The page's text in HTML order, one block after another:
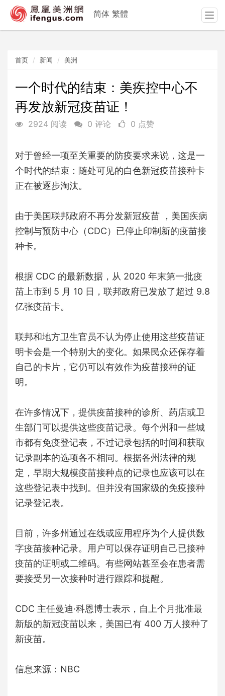
首页 新闻 美洲
一个时代的结束：美疾控中心不
再发放新冠疫苗证！
2924 阅读 0 评论 0 点赞
对于曾经一项至关重要的防疫要求来说，这是一
个时代的结束：随处可见的白色新冠疫苗接种卡
正在被逐步淘汰。
由于美国联邦政府不再分发新冠疫苗 ，美国疾病
控制与预防中心（CDC）已停止印制新的疫苗接
种卡。
根据 CDC 的最新数据，从 2020 年末第一批疫
苗上市到 5 月 10 日，联邦政府已发放了超过 9.8
亿张疫苗卡。
联邦和地方卫生官员不认为停止使用这些疫苗证
明卡会是一个特别大的变化。如果民众还保存着
自己的卡片，它仍可以有效作为疫苗接种的证
明。
在许多情况下，提供疫苗接种的诊所、药店或卫
生部门可以提供这些疫苗记录。每个州和一些城
市都有免疫登记表，不过记录包括的时间和获取
记录副本的选项各不相同。根据各州法律的规
定，早期大规模疫苗接种点的记录也应该可以在
这些登记表中找到。但并没有国家级的免疫接种
记录登记表。
目前，许多州通过在线或应用程序为个人提供数
字疫苗接种记录。用户可以保存证明自己已接种
疫苗的证明或二维码。有些网站甚至会在患者需
要接受另一次接种时进行跟踪和提醒。
CDC 主任曼迪·科恩博士表示，自上个月批准最
新版的新冠疫苗以来，美国已有 400 万人接种了
新疫苗。
信息来源：NBC
简体 繁體
T
o
o